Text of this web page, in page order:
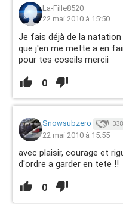
La-Fille8520
22 mai 2010 à 15:50
Je fais déjà de la
que j'en me mette a en
pour tes coseils mercii
0
Snowsubzero 338
22 mai 2010 à 15:55
avec plaisir, courage et
d'ordre a garder en tete !!
0